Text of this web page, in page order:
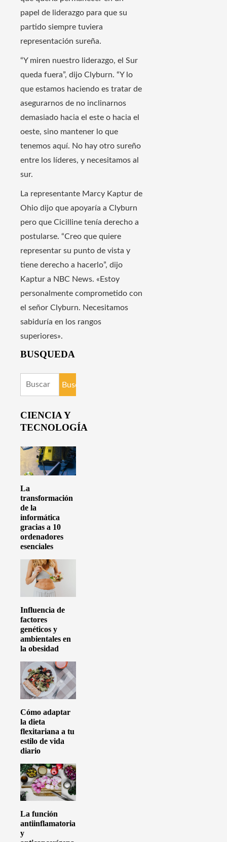
papel de liderazgo para que su
partido siempre tuviera
representación sureña.
“Y miren nuestro liderazgo, el Sur
queda fuera”, dijo Clyburn. “Y lo
que estamos haciendo es tratar de
asegurarnos de no inclinarnos
demasiado hacia el este o hacia el
oeste, sino mantener lo que
tenemos aquí. No hay otro sureño
entre los líderes, y necesitamos al
sur.
La representante Marcy Kaptur de
Ohio dijo que apoyaría a Clyburn
pero que Cicilline tenía derecho a
postularse. “Creo que quiere
representar su punto de vista y
tiene derecho a hacerlo”, dijo
Kaptur a NBC News. «Estoy
personalmente comprometido con
el señor Clyburn. Necesitamos
sabiduría en los rangos
superiores».
BUSQUEDA
Buscar:
CIENCIA Y
TECNOLOGÍA
La
transformación
de la
informática
gracias a 10
ordenadores
esenciales
Influencia de
factores
genéticos y
ambientales en
la obesidad
Cómo adaptar
la dieta
flexitariana a tu
estilo de vida
diario
La función
antiinflamatoria
y